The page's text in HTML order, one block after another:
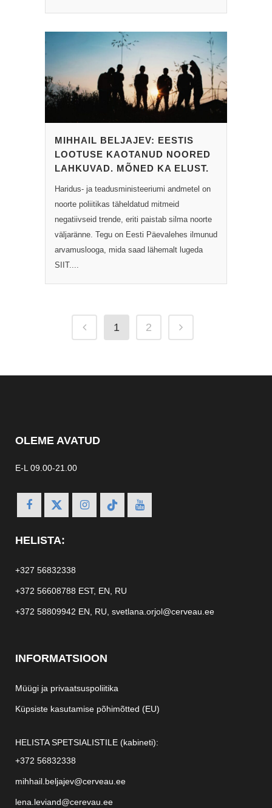
MIHHAIL BELJAJEV: EESTIS
LOOTUSE KAOTANUD NOORED
LAHKUVAD. MÕNED KA ELUST.
Haridus- ja teadusministeeriumi andmetel on
noorte poliitikas täheldatud mitmeid
negatiivseid trende, eriti paistab silma noorte
väljaränne. Tegu on Eesti Päevalehes ilmunud
arvamuslooga, mida saad lähemalt lugeda
SIIT....
1 2
OLEME AVATUD
E-L 09.00-21.00
HELISTA:
+327 56832338
+372 56608788 EST, EN, RU
+372 58809942 EN, RU, svetlana.orjol@cerveau.ee
INFORMATSIOON
Müügi ja privaatsuspoliitika
Küpsiste kasutamise põhimõtted (EU)
HELISTA SPETSIALISTILE (kabineti):
+372 56832338
mihhail.beljajev@cerveau.ee
lena.leviand@cerevau.ee